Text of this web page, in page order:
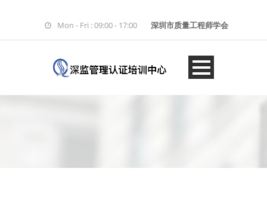
Mon - Fri : 09:00 - 17:00 深圳市质量工程师学会